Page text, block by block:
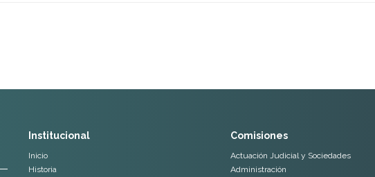
Institucional
Inicio
Historia
Comisiones
Actuación Judicial y Sociedades
Administración